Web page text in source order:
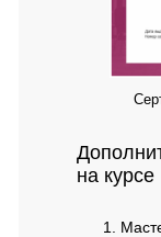
на курсе